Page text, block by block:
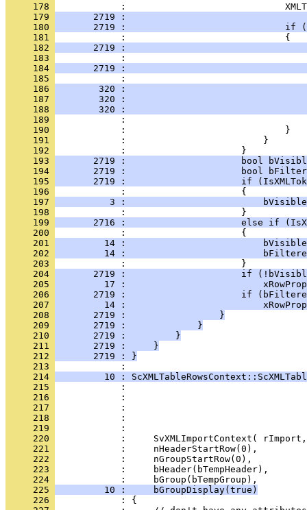
     178
     179
2719 :
     180
2719 :                             if
     181
     182
2719 :
     183
     184
2719 :
     185
     186
320 :
     187
320 :
     188
320 :
     189
     190
     191
     192
     193
2719 :                     bool
     194
2719 :                     bool
     195
2719 :                     if
     196
     197
3 :
     198
     199
2716 :                     else if
     200
     201
14 :
     202
14 :
     203
     204
2719 :                     if
     205
17 :
     206
2719 :                     if
     207
14 :
     208
       2719 :                 }
     209
       2719 :             }
     210
       2719 :         }
     211
       2719 :     }
     212
       2719 : }
     213
     214
10 :
     215
     216
     217
     218
     219
     220
     221
     222
     223
     224
     225
         10 :     bGroupDisplay(true)
     226